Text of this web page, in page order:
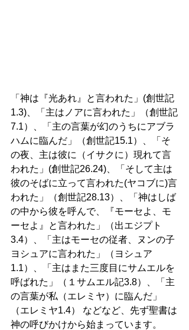
「神は『光あれ』と言われた」(創世記
1.3)、「主はノアに言われた」（創世記
7.1）、「主の言葉が幻のうちにアブラ
ハムに臨んだ」（創世記15.1）、「そ
の夜、主は彼に（イサクに）現れて言
われた」(創世記26.24)、「そして主は
彼のそばに立って言われた(ヤコブに)言
われた」（創世記28.13）、「神はしば
の中から彼を呼んで、『モーセよ、モ
ーセよ』と言われた」（出エジプト
3.4）、「主はモーセの従者、ヌンの子
ヨシュアに言われた」（ヨシュア
1.1）、「主はまた三度目にサムエルを
呼ばれた」（１サムエル記3.8）、「主
の言葉が私（エレミヤ）に臨んだ」
（エレミヤ1.4） などなど、先ず聖書は
神の呼びかけから始まっています。